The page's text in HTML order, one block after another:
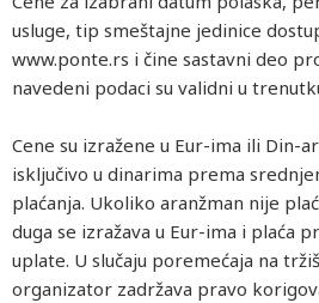
usluge, tip smeštajne jedinice
www.ponte.rs i čine sastavni deo
navedeni podaci su validni u
Cene su izražene u Eur-ima ili Din-
isključivo u dinarima prema
plaćanja. Ukoliko aranžman nije
duga se izražava u Eur-ima i plaća
uplate. U slučaju poremećaja na
organizator zadržava pravo